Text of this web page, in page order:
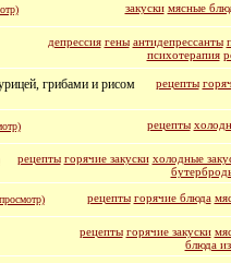
закуски мясные
депрессия гены антидепрессанты
психотерапия
рецепты
грибами и рисом
рецепты
рецепты горячие закуски холодные
рецепты горячие блюда
рецепты горячие закуски
блюда